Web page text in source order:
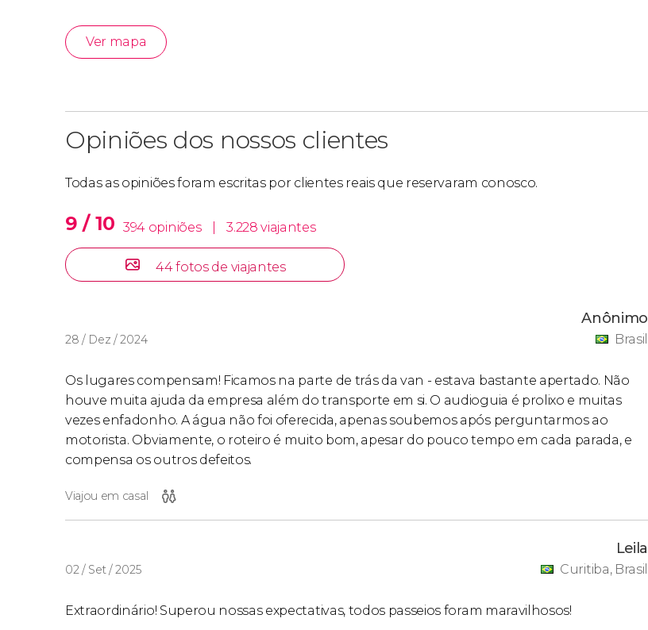
Ver mapa
Opiniões dos nossos clientes
Todas as opiniões foram escritas por clientes reais que reservaram conosco.
9 / 10 394 opiniões 3.228 viajantes
44 fotos de viajantes
28 / Dez / 2024
Anônimo
Brasil
Os lugares compensam! Ficamos na parte de trás da van - estava bastante apertado. Não
houve muita ajuda da empresa além do transporte em si. O audioguia é prolixo e muitas
vezes enfadonho. A água não foi oferecida, apenas soubemos após perguntarmos ao
motorista. Obviamente, o roteiro é muito bom, apesar do pouco tempo em cada parada, e
compensa os outros defeitos.
Viajou em casal
02 / Set / 2025
Leila
Curitiba, Brasil
Extraordinário! Superou nossas expectativas, todos passeios foram maravilhosos!